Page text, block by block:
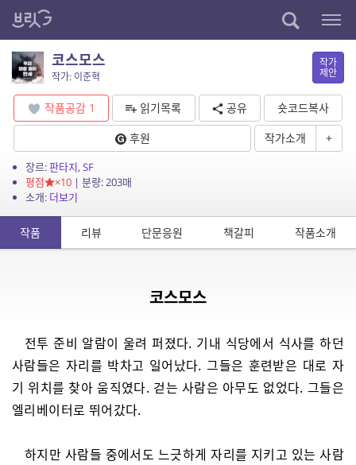
코스모스
작가: 이준혁
작가
제안
작품공감 1 읽기목록 공유
숏코드복사
후원
작가소개 +
장르:판타지,SF
평점
×10| 분량: 203매
소개: 더보기
작품 리뷰 단문응원 책갈피 작품소개
코스모스
전투 준비 알람이 울려 퍼졌다. 기내 식당에서 식사를 하던
사람들은 자리를 박차고 일어났다. 그들은 훈련받은 대로 자
기 위치를 찾아 움직였다. 걷는 사람은 아무도 없었다. 그들은
엘리베이터로 뛰어갔다.
하지만 사람들 중에서도 느긋하게 자리를 지키고 있는 사람